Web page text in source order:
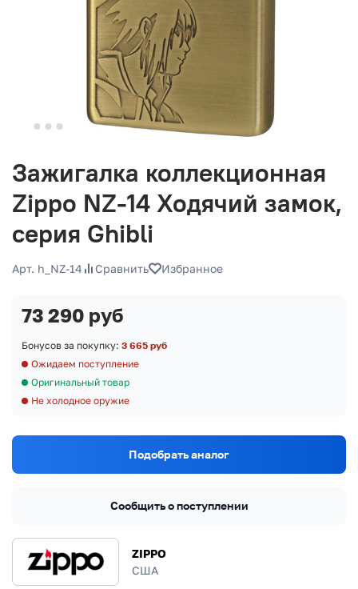
Зажигалка коллекционная
Zippo NZ-14 Ходячий замок,
серия Ghibli
Арт. h_NZ-14 Сравнить Избранное
ZIPPO
США
73 290 руб
Бонусов за покупку: 3 665 руб
Ожидаем поступление
Оригинальный товар
Не холодное оружие
Подобрать аналог
Сообщить о поступлении